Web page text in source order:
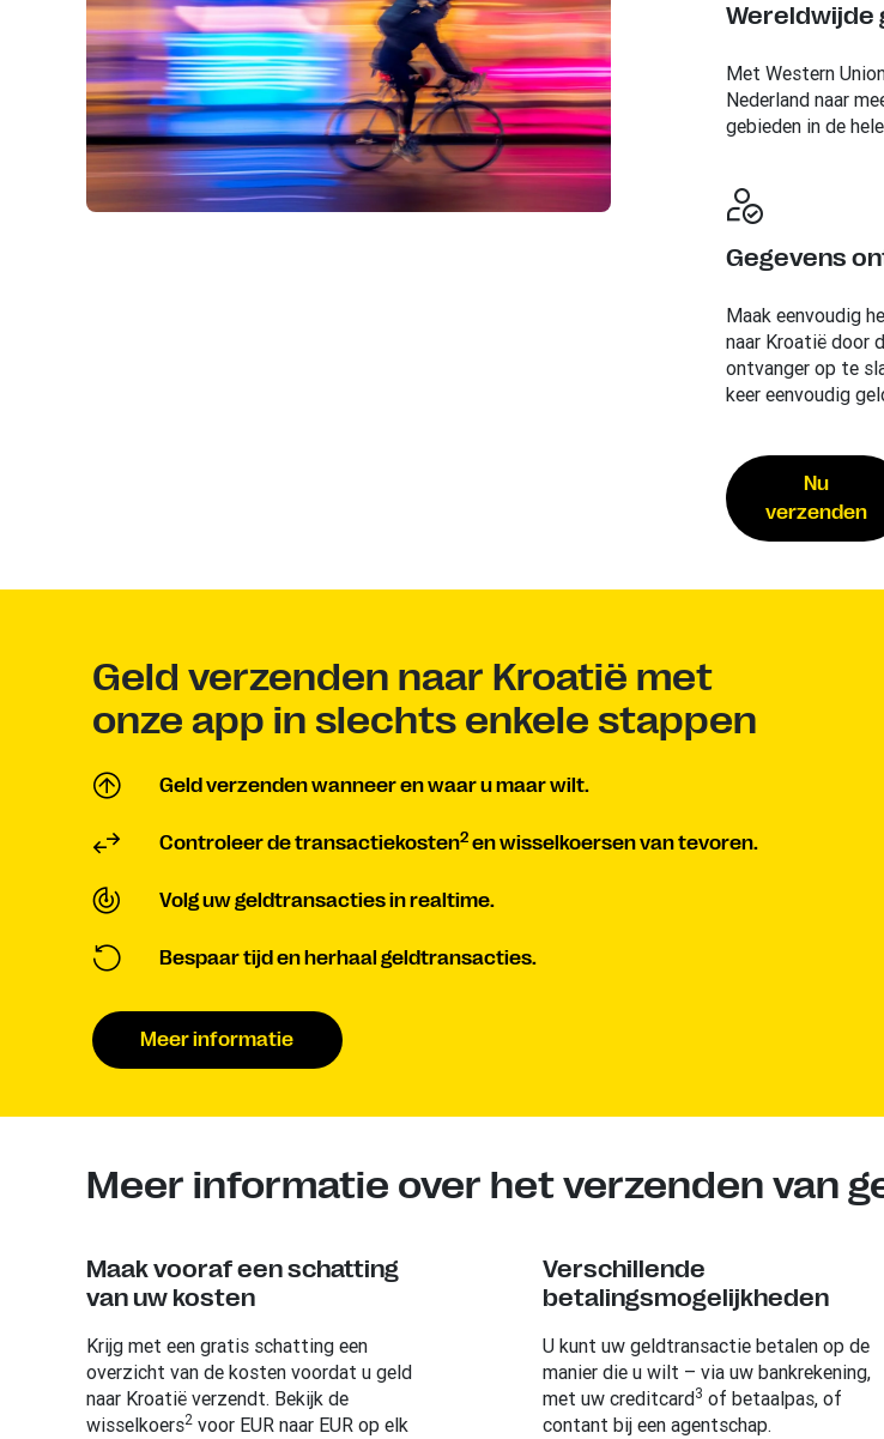
Met Western
Nederland naar
gebieden in de
Gegevens
Maak eenvoudig
naar Kroatië door
ontvanger op te
keer eenvoudig
Nu
verzenden
Geld verzenden naar Kroatië met
onze app in slechts enkele stappen
Geld verzenden wanneer en waar u maar wilt.
Controleer de transactiekosten2 en wisselkoersen van tevoren.
Volg uw geldtransacties in realtime.
Bespaar tijd en herhaal geldtransacties.
Meer informatie
Meer informatie over het verzenden van
Maak vooraf een schatting
van uw kosten
Krijg met een gratis schatting een
overzicht van de kosten voordat u geld
naar Kroatië verzendt. Bekijk de
wisselkoers2 voor EUR naar EUR op elk
Verschillende
betalingsmogelijkheden
U kunt uw geldtransactie betalen op de
manier die u wilt – via uw bankrekening,
met uw creditcard3 of betaalpas, of
contant bij een agentschap.